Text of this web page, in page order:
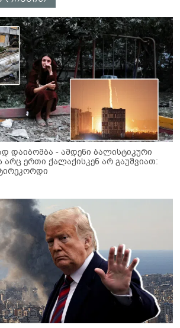
დაიბომბა - ამდენი ბალისტიკური
ერთი ქალაქისკენ არ გაუშვიათ: